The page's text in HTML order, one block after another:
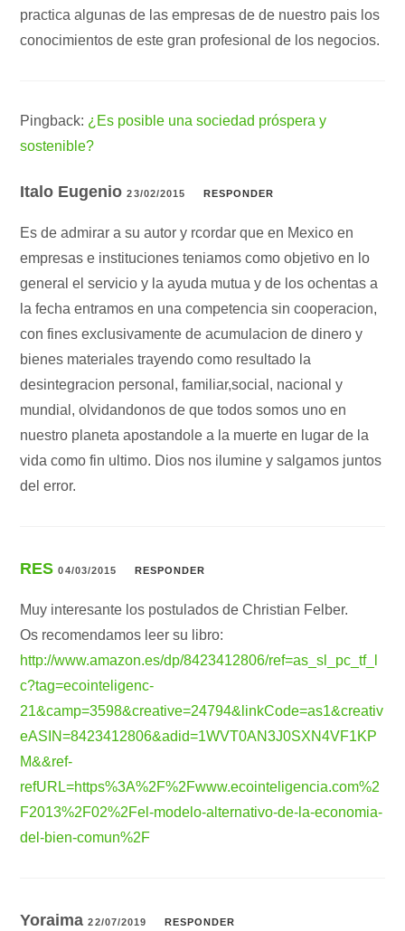
practica algunas de las empresas de de nuestro pais los
conocimientos de este gran profesional de los negocios.
Pingback: ¿Es posible una sociedad próspera y
sostenible?
Italo Eugenio23/02/2015 RESPONDER
Es de admirar a su autor y rcordar que en Mexico en
empresas e instituciones teniamos como objetivo en lo
general el servicio y la ayuda mutua y de los ochentas a
la fecha entramos en una competencia sin cooperacion,
con fines exclusivamente de acumulacion de dinero y
bienes materiales trayendo como resultado la
desintegracion personal, familiar,social, nacional y
mundial, olvidandonos de que todos somos uno en
nuestro planeta apostandole a la muerte en lugar de la
vida como fin ultimo. Dios nos ilumine y salgamos juntos
del error.
RES 04/03/2015 RESPONDER
Muy interesante los postulados de Christian Felber.
Os recomendamos leer su libro:
http://www.amazon.es/dp/8423412806/ref=as_sl_pc_tf_l
c?tag=ecointeligenc-
21&camp=3598&creative=24794&linkCode=as1&creativ
eASIN=8423412806&adid=1WVT0AN3J0SXN4VF1KP
M&&ref-
refURL=https%3A%2F%2Fwww.ecointeligencia.com%2
F2013%2F02%2Fel-modelo-alternativo-de-la-economia-
del-bien-comun%2F
Yoraima22/07/2019 RESPONDER